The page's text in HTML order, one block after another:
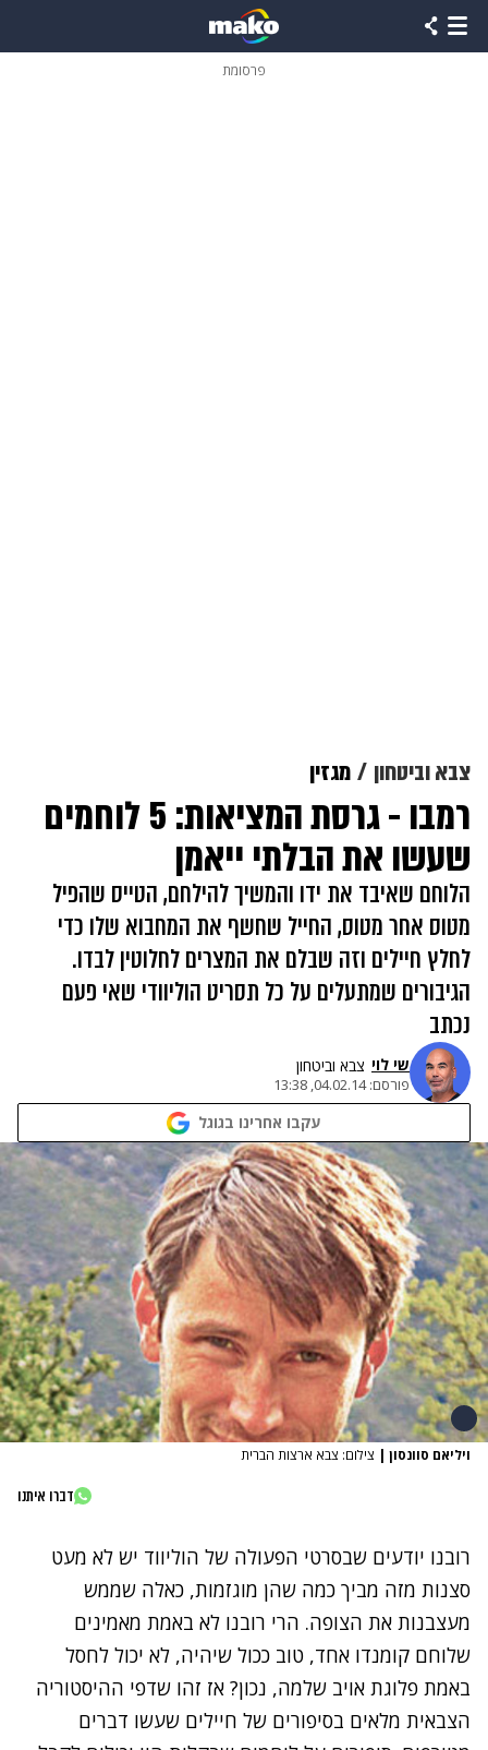
פרסומת
צבא וביטחון מגזין
רמבו - גרסת המציאות: 5 לוחמים
שעשו את הבלתי ייאמן
הלוחם שאיבד את ידו והמשיך להילחם, הטייס שהפיל
מטוס אחר מטוס, החייל שחשף את המחבוא שלו כדי
לחלץ חיילים וזה שבלם את המצרים לחלוטין לבדו.
הגיבורים שמתעלים על כל תסריט הוליוודי שאי פעם
נכתב
שי לוי צבא וביטחון
פורסם:04.02.14, 13:38
עקבו אחרינו בגוגל
ויליאם סוונסון | צילום: צבא ארצות הברית
דברו איתנו
רובנו יודעים שבסרטי הפעולה של הוליווד יש לא מעט
סצנות מזה מביך כמה שהן מוגזמות, כאלה שממש
מעצבנות את הצופה. הרי רובנו לא באמת מאמינים
שלוחם קומנדו אחד, טוב ככול שיהיה, לא יכול לחסל
באמת פלוגת אויב שלמה, נכון? אז זהו שדפי ההיסטוריה
הצבאית מלאים בסיפורים של חיילים שעשו דברים